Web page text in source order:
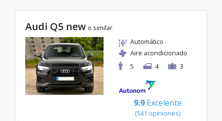
Audi Q5 new o similar
Automático
Aire acondicionado
5
4 3
9.9 Excelente
(541 opiniones)